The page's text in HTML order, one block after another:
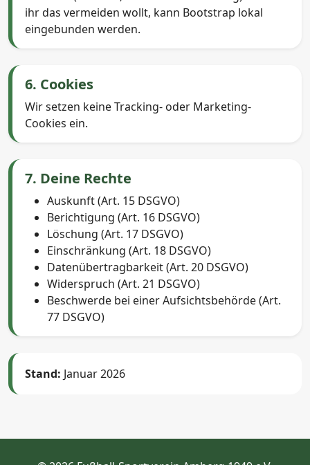
ihr das vermeiden wollt, kann Bootstrap lokal
eingebunden werden.
6. Cookies
Wir setzen keine Tracking- oder Marketing-
Cookies ein.
7. Deine Rechte
Auskunft (Art. 15 DSGVO)
Berichtigung (Art. 16 DSGVO)
Löschung (Art. 17 DSGVO)
Einschränkung (Art. 18 DSGVO)
Datenübertragbarkeit (Art. 20 DSGVO)
Widerspruch (Art. 21 DSGVO)
Beschwerde bei einer Aufsichtsbehörde (Art.
77 DSGVO)
Stand: Januar 2026